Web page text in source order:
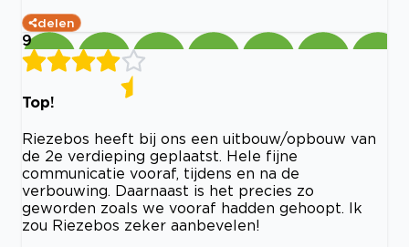
delen
9
Top!
Riezebos heeft bij ons een uitbouw/opbouw van
de 2e verdieping geplaatst. Hele fijne
communicatie vooraf, tijdens en na de
verbouwing. Daarnaast is het precies zo
geworden zoals we vooraf hadden gehoopt. Ik
zou Riezebos zeker aanbevelen!